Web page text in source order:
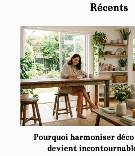
Récents
Pourquoi harmoniser
devient